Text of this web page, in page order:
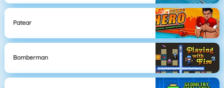
Patear
Bomberman